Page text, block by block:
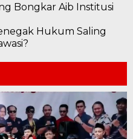
Bongkar Aib Institusi
Hukum Saling